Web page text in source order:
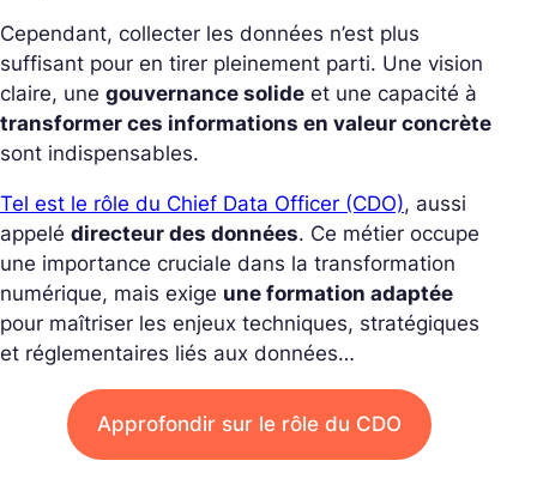
Cependant, collecter les données n’est plus
suffisant pour en tirer pleinement parti. Une vision
claire, une gouvernance solide et une capacité à
transformer ces informations en valeur concrète
sont indispensables.
Tel est le rôle du Chief Data Officer (CDO), aussi
appelé directeur des données. Ce métier occupe
une importance cruciale dans la transformation
numérique, mais exige une formation adaptée
pour maîtriser les enjeux techniques, stratégiques
et réglementaires liés aux données…
Approfondir sur le rôle du CDO